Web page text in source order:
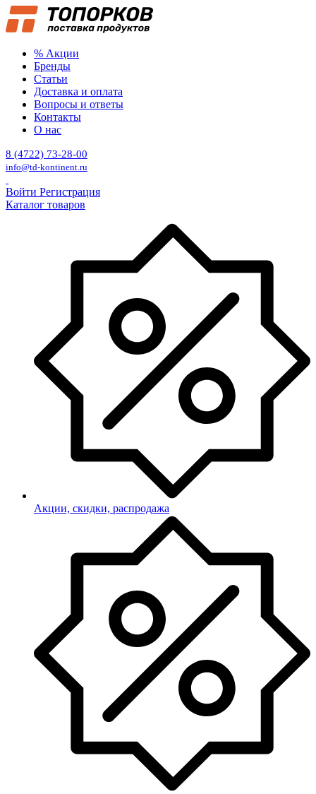
% Акции
Бренды
Статьи
Доставка и оплата
Вопросы и ответы
Контакты
О нас
8 (4722) 73-28-00
info@td-kontinent.ru
Войти Регистрация
Каталог товаров
Акции, скидки, распродажа